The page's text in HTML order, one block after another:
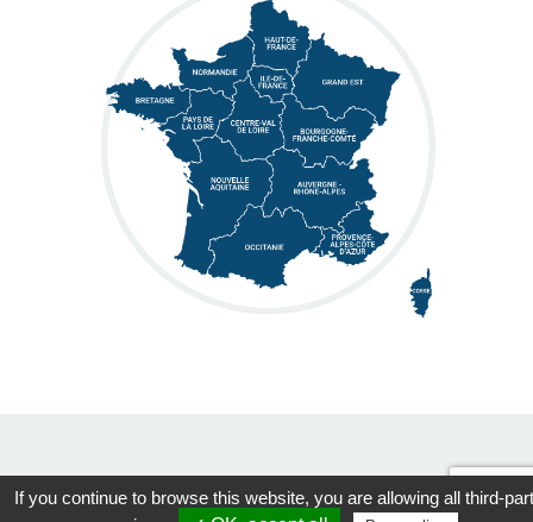
If you continue to browse this website, you are allowing all third-